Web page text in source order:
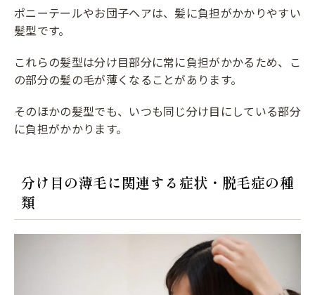
ポニーテールやお団子ヘアは、髪に負担がかかりやすい
髪型です。
これらの髪型は分け目部分に常に負担がかかるため、こ
の部分の髪の毛が薄くなることがあります。
そのほかの髪型でも、いつも同じ分け目にしている部分
に負担がかかります。
分け目の薄毛に関連する症状・脱毛症の種
類